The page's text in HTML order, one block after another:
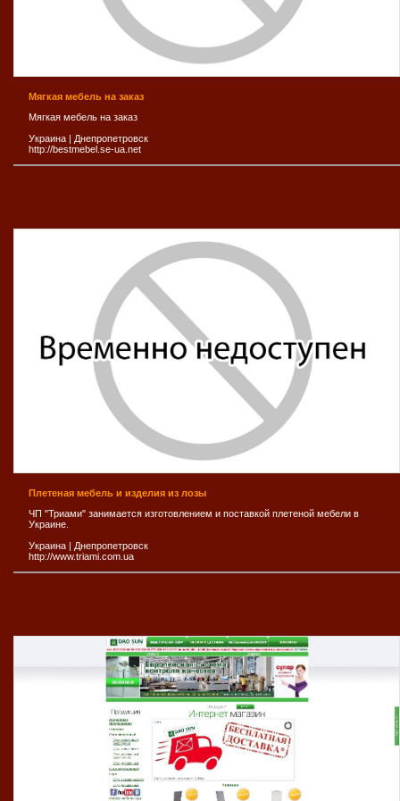
Мягкая мебель на заказ
Мягкая мебель на заказ
Украина
Днепропетровск
http://bestmebel.se-ua.net
Плетеная мебель и изделия из лозы
ЧП "Триами" занимается изготовлением и поставкой плетеной мебели в
Украине.
Украина | Днепропетровск
http://www.triami.com.ua